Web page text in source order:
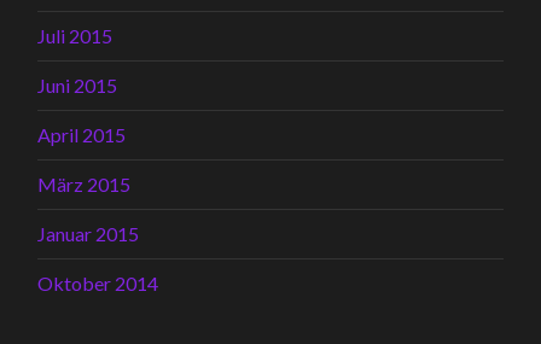
Juli 2015
Juni 2015
April 2015
März 2015
Januar 2015
Oktober 2014